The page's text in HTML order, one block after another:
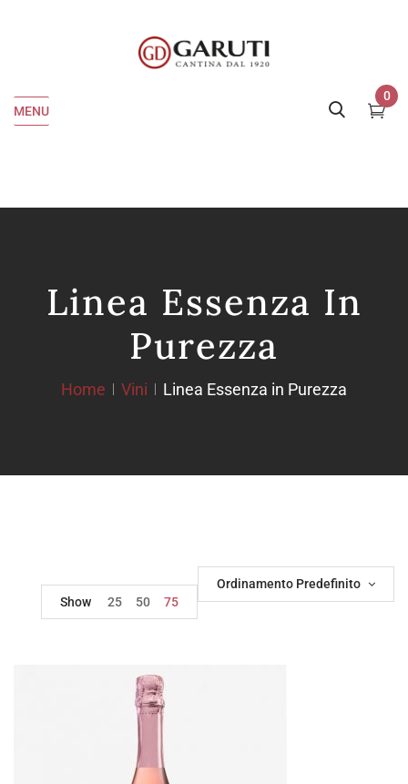
MENU
0
Linea Essenza In
Purezza
Home Vini Linea Essenza in Purezza
Ordinamento Predefinito
Show
25 50 75